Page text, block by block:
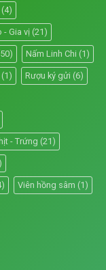
(4)
- Gia vị (21)
Nấm Linh Chi (1)
(1) Rượu ký gửi (6)
- Trứng (21)
Viên hồng sâm (1)